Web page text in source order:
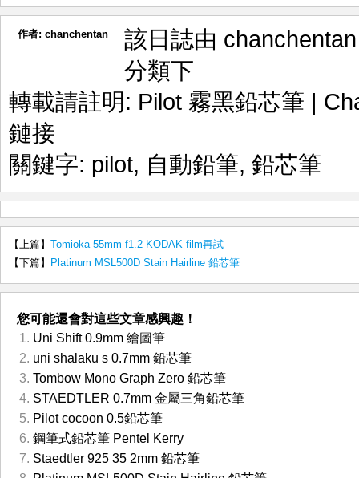
作者: chanchentan
該日誌由
分類下
轉載請註明: Pilot 霧黑鉛芯筆 |
鏈接
關鍵字: pilot, 自動鉛筆, 鉛芯筆
【上篇】 Tomioka 55mm f1.2 KODAK film再試
【下篇】
Platinum MSL500D Stain Hairline 鉛芯筆
您可能還會對這些文章感興趣！
Uni Shift 0.9mm 繪圖筆
uni shalaku s 0.7mm 鉛芯筆
Tombow Mono Graph Zero 鉛芯筆
STAEDTLER 0.7mm 金屬三角鉛芯筆
Pilot cocoon 0.5鉛芯筆
鋼筆式鉛芯筆 Pentel Kerry
Staedtler 925 35 2mm 鉛芯筆